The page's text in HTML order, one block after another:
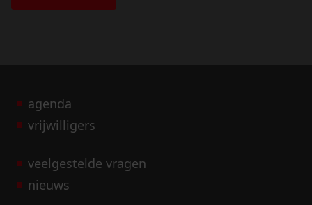
agenda
vrijwilligers
veelgestelde vragen
nieuws